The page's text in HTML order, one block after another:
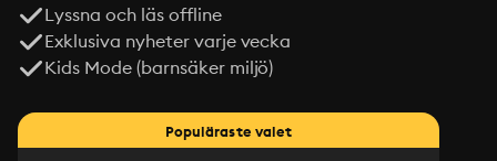
Lyssna och läs offline
Exklusiva nyheter varje vecka
Kids Mode (barnsäker miljö)
Populäraste valet